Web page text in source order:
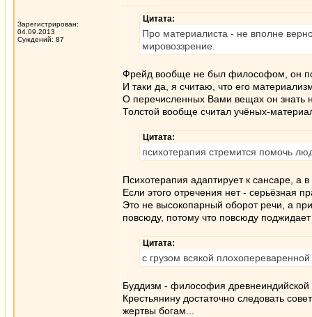
Зарегистрирован:
04.09.2013
Суждений: 87
Цитата:
Про материалиста - не вполне
мировоззрение.
Фрейд вообще не был философом, он
И таки да, я считаю, что его
О перечисленных Вами вещах он знать
Толстой вообще считал учёных-
Цитата:
психотерапия стремится помочь
Психотерапия адаптирует к сансаре, а
Если этого отречения нет - серьёзная
Это не высокопарный оборот речи, а
повсюду, потому что повсюду
Цитата:
с грузом всякой
Буддизм - философия древнеиндийской
Крестьянину достаточно следовать
жертвы богам...